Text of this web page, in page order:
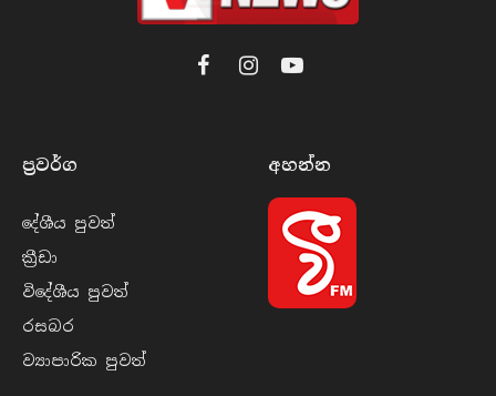
FacebookInstagramYouTube
ප්‍රවර්​ග
දේශීය පුව​ත්
ක්‍රී​ඩා
විදේශීය පුව​ත්
රසබ​ර
ව්‍යාපාරික පුව​ත්
අහන්​න